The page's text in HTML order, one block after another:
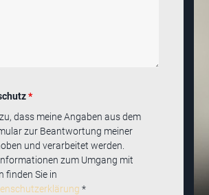
*
dass meine Angaben aus dem
zur Beantwortung meiner
und verarbeitet werden.
zum Umgang mit
finden Sie in
*